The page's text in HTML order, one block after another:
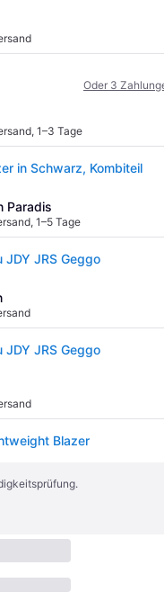
Oder 3
, 1–3 Tage
in Schwarz, Kombiteil
Paradis
, 1–5 Tage
JDY JRS Geggo
JDY JRS Geggo
Blazer